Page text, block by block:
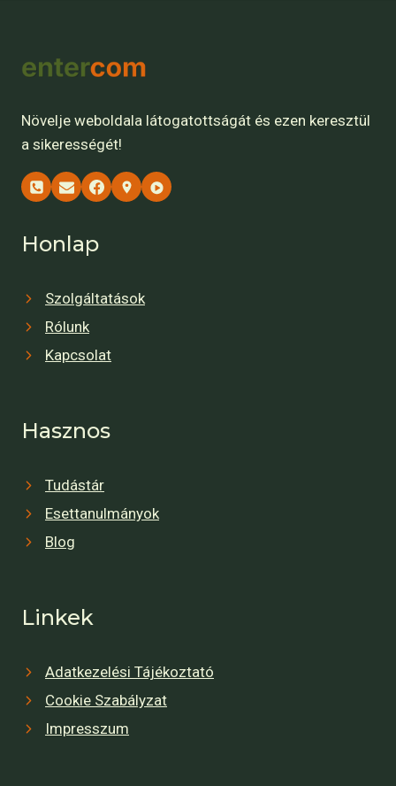
Növelje weboldala látogatottságát és ezen keresztül
a sikerességét!
Honlap
Szolgáltatások
Rólunk
Kapcsolat
Hasznos
Tudástár
Esettanulmányok
Blog
Linkek
Adatkezelési Tájékoztató
Cookie Szabályzat
Impresszum